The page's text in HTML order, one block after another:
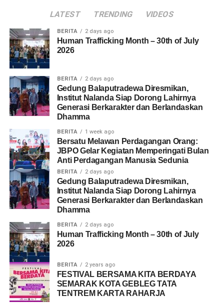
LATEST TRENDING VIDEOS
BERITA 2 days ago
Human Trafficking Month – 30th of July
2026
BERITA 2 days ago
Gedung Balaputradewa Diresmikan,
Institut Nalanda Siap Dorong Lahirnya
Generasi Berkarakter dan Berlandaskan
Dhamma
BERITA 1 week ago
Bersatu Melawan Perdagangan Orang:
JBPO Gelar Kegiatan Memperingati Bulan
Anti Perdagangan Manusia Sedunia
BERITA 2 days ago
Gedung Balaputradewa Diresmikan,
Institut Nalanda Siap Dorong Lahirnya
Generasi Berkarakter dan Berlandaskan
Dhamma
BERITA 2 days ago
Human Trafficking Month – 30th of July
2026
BERITA 2 years ago
FESTIVAL BERSAMA KITA BERDAYA
SEMARAK KOTA GEBLEG TATA
TENTREM KARTA RAHARJA